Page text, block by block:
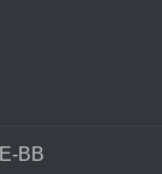
E-BB